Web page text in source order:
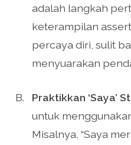
adalah langkah
keterampilan
percaya diri, sulit
menyuarakan
Praktikkan ‘Saya’
untuk
Misalnya, “Saya